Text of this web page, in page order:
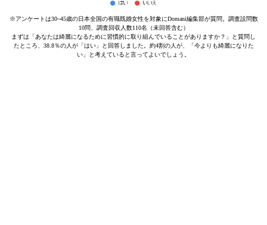
※アンケートは30~45歳の日本全国の有職既婚女性を対象にDomani編集部が質問。調査設問数
10問、調査回収人数110名（未回答含む）
まずは「あなたは綺麗になるために習慣的に取り組んでいることがありますか？」と質問し
たところ、38.8％の人が「はい」と回答しました。約4割の人が、「今よりも綺麗になりた
い」と考えていると言ってよいでしょう。